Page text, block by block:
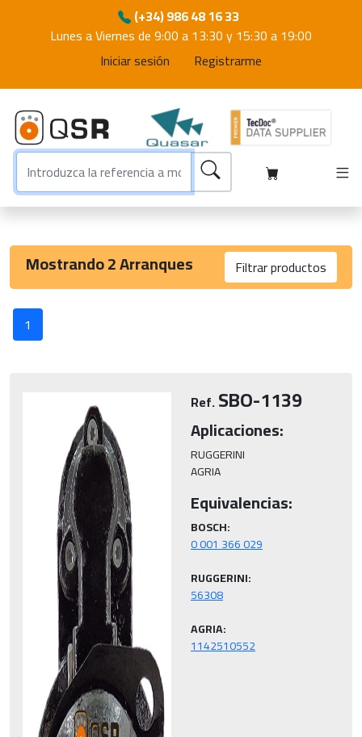
(+34) 986 48 16 33
Lunes a Viernes de 9:00 a 13:30 y 15:30 a 19:00
Iniciar sesión
Registrarme
Mostrando 2 Arranques Filtrar productos
Pieza
Diam. Piñón
Dientes Medidas
1
Ref.SBO-1139
Aplicaciones:
RUGGERINI
AGRIA
Equivalencias:
BOSCH:
RUGGERINI:
AGRIA: